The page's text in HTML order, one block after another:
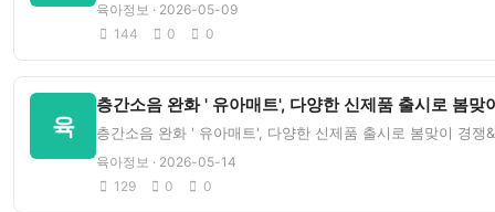
육아정보 · 2026-05-09
144
0 0
육
층간소음 완화 ' 유아매트', 다양한 신제품 출시로 봄
층간소음 완화 ' 유아매트', 다양한 신제품 출시로 봄맞이 경
육아정보 · 2026-05-14
129
0 0